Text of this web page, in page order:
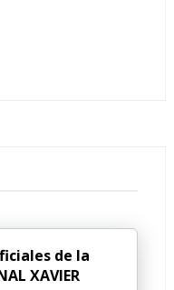
de la
XAVIER